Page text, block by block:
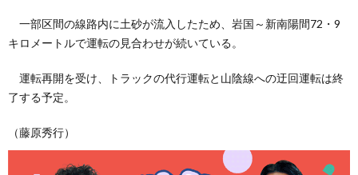
一部区間の線路内に土砂が流入したため、岩国～新南陽間72・9
キロメートルで運転の見合わせが続いている。
運転再開を受け、トラックの代行運転と山陰線への迂回運転は終
了する予定。
（藤原秀行）